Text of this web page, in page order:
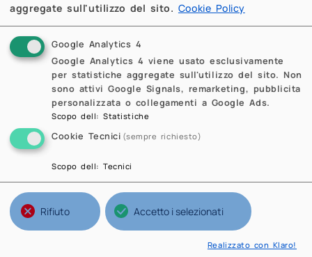
aggregate sull'utilizzo del sito. Cookie Policy
Google Analytics 4
Google Analytics 4 viene usato esclusivamente
per statistiche aggregate sull'utilizzo del sito. Non
sono attivi Google Signals, remarketing, pubblicita
personalizzata o collegamenti a Google Ads.
Scopo dell:Statistiche
Cookie Tecnici (sempre richiesto)
Scopo dell:Tecnici
Rifiuto Accetto i selezionati
Realizzato con Klaro!